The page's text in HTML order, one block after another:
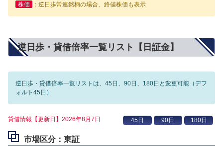
株価
：逆日歩常連銘柄の場合、終値株価も表示
逆日歩・貸借倍率一覧リスト【日証金】
逆日歩・貸借倍率一覧リストは、45日、90日、180日と変更可能（デフ
ォルト45日）
貸借情報【更新日】2026年8月7日
市場区分：東証